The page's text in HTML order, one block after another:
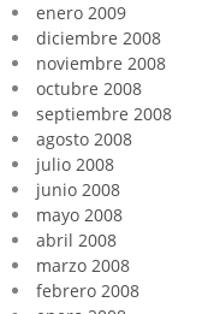
enero 2009
diciembre 2008
noviembre 2008
octubre 2008
septiembre 2008
agosto 2008
julio 2008
junio 2008
mayo 2008
abril 2008
marzo 2008
febrero 2008